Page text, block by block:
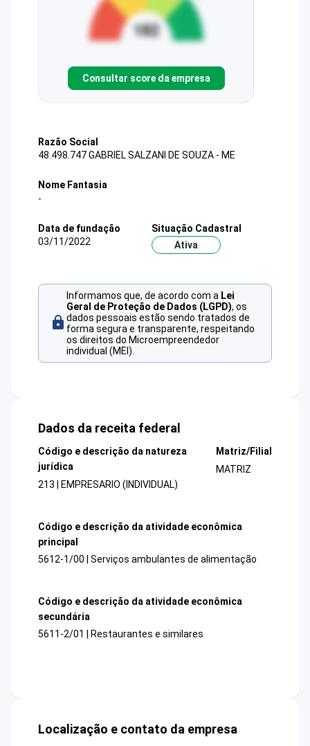
Consultar score da empresa
Razão Social
48.498.747 GABRIEL SALZANI DE SOUZA - ME
Nome Fantasia
-
Data de fundação
03/11/2022
Situação Cadastral
Ativa
Informamos que, de acordo com a Lei
Geral de Proteção de Dados (LGPD), os
dados pessoais estão sendo tratados de
forma segura e transparente, respeitando
os direitos do Microempreendedor
individual (MEI).
Dados da receita federal
Código e descrição da natureza
jurídica
213 | EMPRESARIO (INDIVIDUAL)
Matriz/Filial
MATRIZ
Código e descrição da atividade econômica
principal
5612-1/00 | Serviços ambulantes de alimentação
Código e descrição da atividade econômica
secundária
5611-2/01 | Restaurantes e similares
Localização e contato da empresa